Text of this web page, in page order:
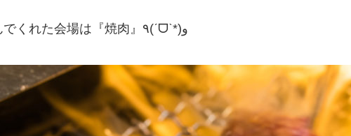
今回、Fさんが選んでくれた会場は『焼肉』٩(ˊᗜˋ*)و